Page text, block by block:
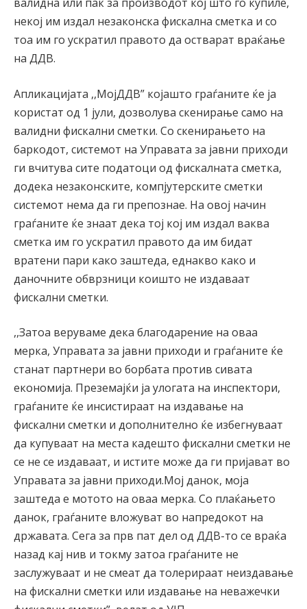
некој им издал незаконска фискална сметка и со
тоа им го ускратил правото да остварат враќање
на ДДВ.
Апликацијата ,,МојДДВ” којашто граѓаните ќе ја
користат од 1 јули, дозволува скенирање само на
валидни фискални сметки. Со скенирањето на
баркодот, системот на Управата за јавни приходи
ги вчитува сите податоци од фискалната сметка,
додека незаконските, компјутерските сметки
системот нема да ги препознае. На овој начин
граѓаните ќе знаат дека тој кој им издал ваква
сметка им го ускратил правото да им бидат
вратени пари како заштеда, еднакво како и
даночните обврзници коишто не издаваат
фискални сметки.
,,Затоа веруваме дека благодарение на оваа
мерка, Управата за јавни приходи и граѓаните ќе
станат партнери во борбата против сивата
економија. Преземајќи ја улогата на инспектори,
граѓаните ќе инсистираат на издавање на
фискални сметки и дополнително ќе избегнуваат
да купуваат на места кадешто фискални сметки не
се не се издаваат, и истите може да ги пријават во
Управата за јавни приходи.Мој данок, моја
заштеда е мотото на оваа мерка. Со плаќањето
данок, граѓаните вложуват во напредокот на
државата. Сега за прв пат дел од ДДВ-то се враќа
назад кај нив и токму затоа граѓаните не
заслужуваат и не смеат да толерираат неиздавање
на фискални сметки или издавање на неважечки